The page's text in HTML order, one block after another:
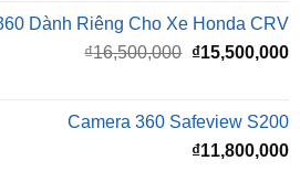
gốc
₫16,500,000.
Camera 360 Safeview S200
Camera 360 Safeview S300